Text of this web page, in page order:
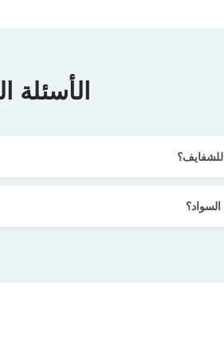
الأسئلة